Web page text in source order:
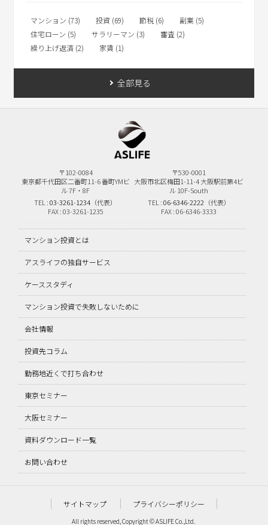
マンション (73) 投資 (69) 節税 (6)
副業 (5)
住宅ローン (5)
サラリーマン (3)
審査 (2)
繰り上げ返済 (2)
家賃 (1)
全部見る
〒102-0084
東京都千代田区二番町11-6番町YMビ
ル 7F・8F
TEL :03-3261-1234 （代表）
FAX : 03-3261-1235
〒530-0001
大阪市北区梅田1-11-4大阪駅前第4ビ
ル 10F-South
TEL :06-6346-2222（代表）
FAX : 06-6346-3333
マンション投資とは
アスライフの独自サービス
ケーススタディ
マンション投資で失敗しないために
会社情報
投資先コラム
勤務地近くで打ち合わせ
東京セミナー
大阪セミナー
資料ダウンロード一覧
お問い合わせ
サイトマップ プライバシーポリシー
All rights reserved, Copyright © ASLIFE Co.,Ltd.